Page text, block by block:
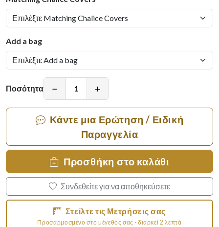
Add a bag
Ποσότητα − +
Κάντε μια Ερώτηση / Ειδική
Παραγγελία
Προσθήκη στο καλάθι
Συνδεθείτε για να αποθηκεύσετε
Στείλτε τις Μετρήσεις σας
Προσαρμοσμένο στο μέγεθός σας · διαρκεί 2 λεπτά